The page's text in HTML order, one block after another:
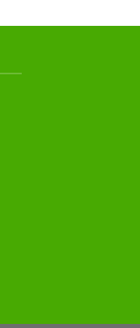
on the Overworked